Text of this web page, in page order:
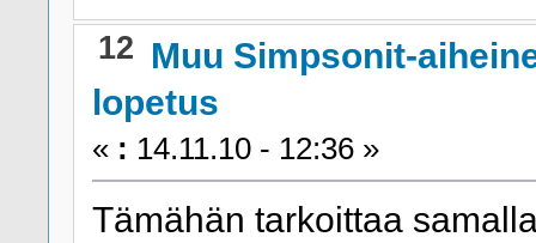
12 Muu Simpsonit-
lopetus
« : 14.11.10 - 12:36 »
Tämähän tarkoittaa